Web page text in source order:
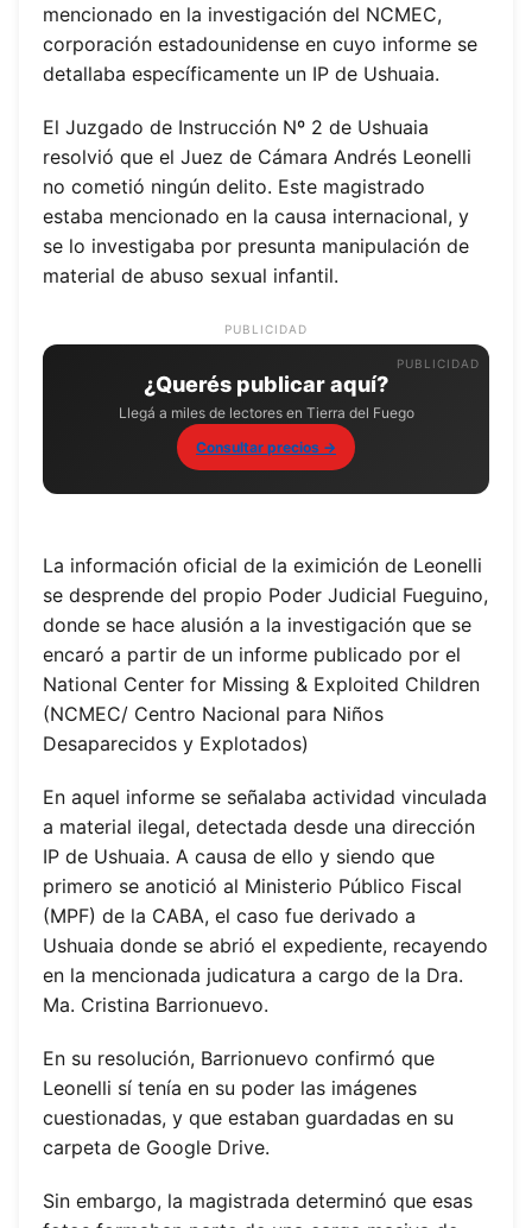
mencionado en la investigación del NCMEC,
corporación estadounidense en cuyo informe se
detallaba específicamente un IP de Ushuaia.
El Juzgado de Instrucción Nº 2 de Ushuaia
resolvió que el Juez de Cámara Andrés Leonelli
no cometió ningún delito. Este magistrado
estaba mencionado en la causa internacional, y
se lo investigaba por presunta manipulación de
material de abuso sexual infantil.
PUBLICIDAD
¿Querés publicar aquí?
Llegá a miles de lectores en Tierra del Fuego
Consultar precios →
La información oficial de la eximición de Leonelli
se desprende del propio Poder Judicial Fueguino,
donde se hace alusión a la investigación que se
encaró a partir de un informe publicado por el
National Center for Missing & Exploited Children
(NCMEC/ Centro Nacional para Niños
Desaparecidos y Explotados)
En aquel informe se señalaba actividad vinculada
a material ilegal, detectada desde una dirección
IP de Ushuaia. A causa de ello y siendo que
primero se anotició al Ministerio Público Fiscal
(MPF) de la CABA, el caso fue derivado a
Ushuaia donde se abrió el expediente, recayendo
en la mencionada judicatura a cargo de la Dra.
Ma. Cristina Barrionuevo.
En su resolución, Barrionuevo confirmó que
Leonelli sí tenía en su poder las imágenes
cuestionadas, y que estaban guardadas en su
carpeta de Google Drive.
Sin embargo, la magistrada determinó que esas